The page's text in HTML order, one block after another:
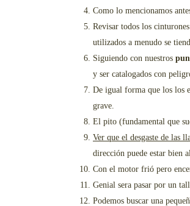
Como lo mencionamos
Revisar todos los
utilizados a menudo se
Siguiendo con nuestros
y ser catalogados con
De igual forma que los los
grave.
El pito (fundamental que
Ver que el desgaste de las
dirección puede estar bien
Con el motor frió pero
Genial sera pasar por un
Podemos buscar una